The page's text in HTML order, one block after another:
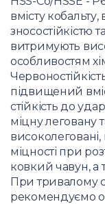
вмісту
зносостійкістю
витримують
особливостям
підвищений
стійкість до
міцну леговану
високолеговані,
міцності при
ковкий чавун, а
При тривалому
рекомендуємо